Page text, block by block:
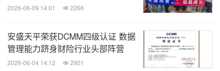
2026-06-09 14:01 2266
安盛天平荣获DCMM四级认证 数据
管理能力跻身财险行业头部阵营
2026-06-04 14:12 2951